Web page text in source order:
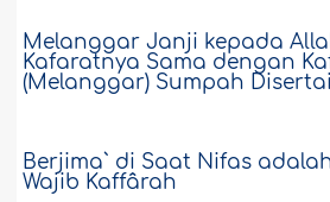
Melanggar Janji kepada
Kafaratnya Sama dengan
(Melanggar) Sumpah
Berjima` di Saat Nifas
Wajib Kaffârah